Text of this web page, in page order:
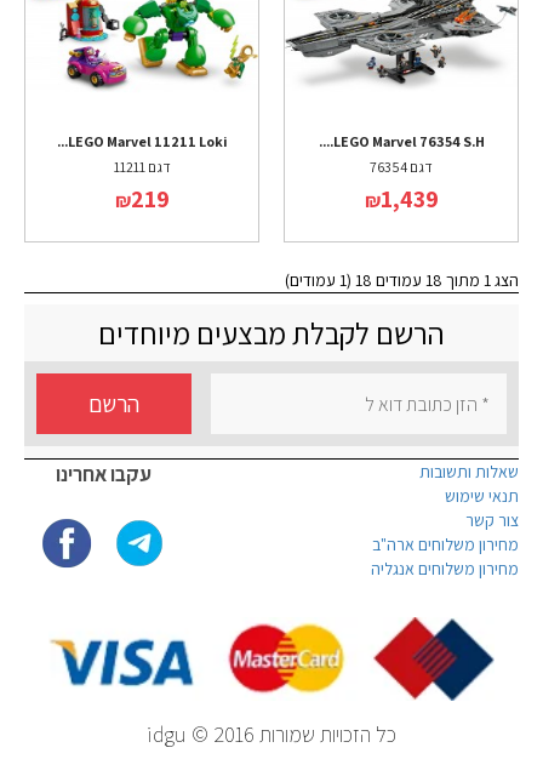
LEGO Marvel 76354 S.H....
דגם 76354
₪1,439
LEGO Marvel 11211 Loki...
דגם 11211
₪219
הצג 1 מתוך 18 עמודים 18 (1 עמודים)
הרשם לקבלת מבצעים מיוחדים
הרשם
עקבו אחרינו
שאלות ותשובות
תנאי שימוש
צור קשר
מחירון משלוחים ארה"ב
מחירון משלוחים אנגליה
כל הזכויות שמורות idgu © 2016